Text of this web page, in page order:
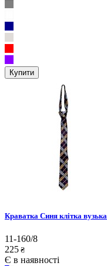
Купити
Краватка Синя клітка вузька
11-160/8
225 ₴
Є в наявності